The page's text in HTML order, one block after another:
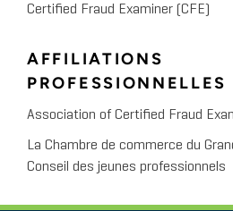
Certified Fraud Examiner (CFE)
AFFILIATIONS
PROFESSIONNELLES
Association of Certified Fraud
La Chambre de commerce du
Conseil des jeunes professionnels